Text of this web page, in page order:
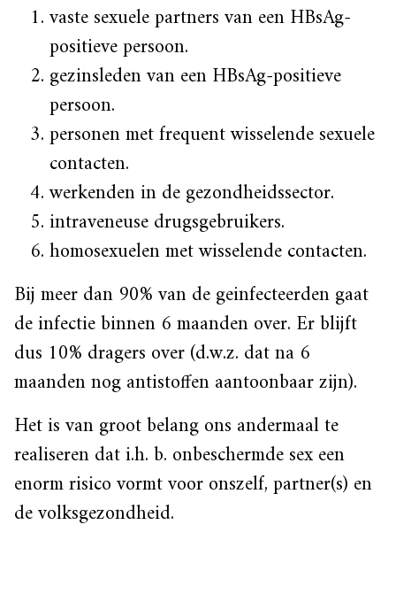
vaste sexuele partners van een HBsAg-
positieve persoon.
gezinsleden van een HBsAg-positieve
persoon.
personen met frequent wisselende sexuele
contacten.
werkenden in de gezondheidssector.
intraveneuse drugsgebruikers.
homosexuelen met wisselende contacten.
Bij meer dan 90% van de geinfecteerden gaat
de infectie binnen 6 maanden over. Er blijft
dus 10% dragers over (d.w.z. dat na 6
maanden nog antistoffen aantoonbaar zijn).
Het is van groot belang ons andermaal te
realiseren dat i.h. b. onbeschermde sex een
enorm risico vormt voor onszelf, partner(s) en
de volksgezondheid.